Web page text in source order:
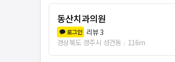
동산치과의원
로그인 리뷰 3
경상북도 경주시 성건동
116m